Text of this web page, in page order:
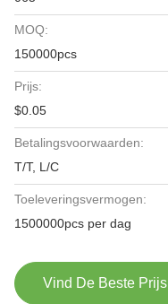
MOQ:
150000pcs
Prijs:
$0.05
Betalingsvoorwaarden:
T/T, L/C
Toeleveringsvermogen:
1500000pcs per dag
Vind De Beste Prijs